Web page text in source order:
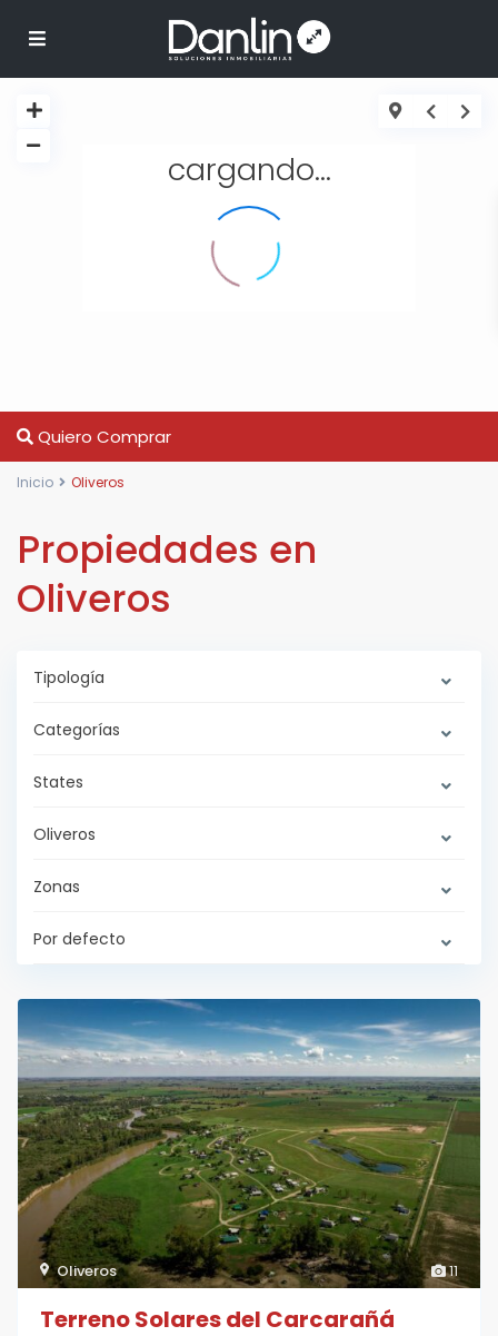
cargando...
Quiero Comprar
Inicio Oliveros
Propiedades en
Oliveros
Tipología
Categorías
States
Oliveros
Zonas
Por defecto
11
Oliveros
Terreno Solares del Carcarañá